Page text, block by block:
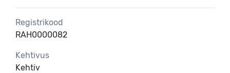
Registrikood
RAH0000082
Kehtivus
Kehtiv